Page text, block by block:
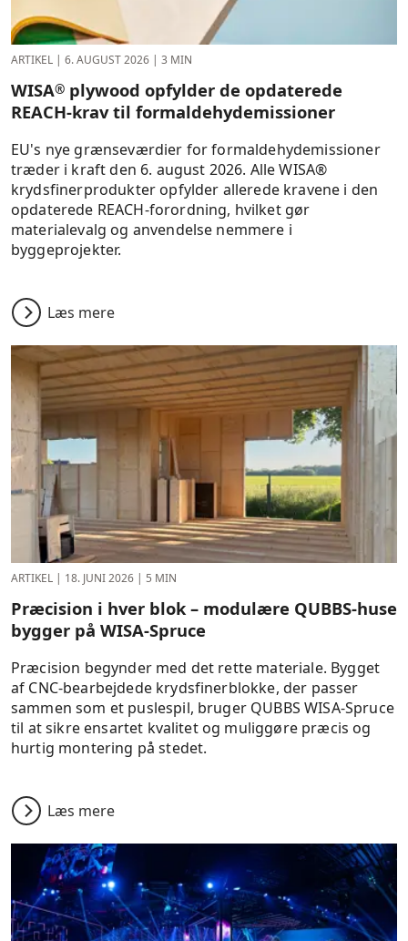
ARTIKEL | 6. AUGUST 2026 | 3 MIN
WISA® plywood opfylder de opdaterede
REACH-krav til formaldehyd­emissioner
EU's nye grænseværdier for formaldehydemissioner
træder i kraft den 6. august 2026. Alle WISA®
krydsfinerprodukter opfylder allerede kravene i den
opdaterede REACH-forordning, hvilket gør
materialevalg og anvendelse nemmere i
byggeprojekter.
Læs mere
ARTIKEL | 18. JUNI 2026 | 5 MIN
Præcision i hver blok – modulære QUBBS-huse
bygger på WISA-Spruce
Præcision begynder med det rette materiale. Bygget
af CNC-bearbejdede krydsfinerblokke, der passer
sammen som et puslespil, bruger QUBBS WISA-Spruce
til at sikre ensartet kvalitet og muliggøre præcis og
hurtig montering på stedet.
Læs mere